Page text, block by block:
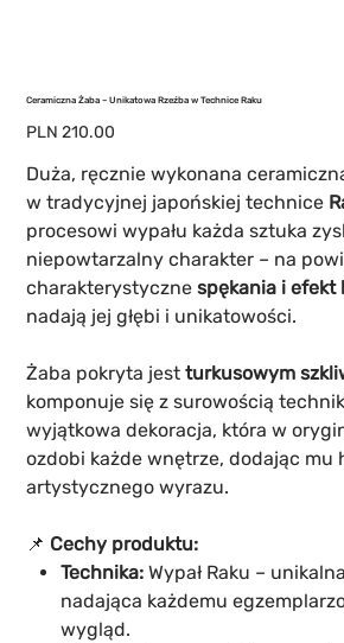
Ceramiczna Żaba – Unikatowa Rzeźba w Technice Raku
Price
PLN 210.00
Duża, ręcznie wykonana
w tradycyjnej japońskiej technice
procesowi wypału każda sztuka
niepowtarzalny charakter – na
charakterystycznespękania i efekt
nadają jej głębi i unikatowości.
Żaba pokryta jestturkusowym
komponuje się z surowością
wyjątkowa dekoracja, która w
ozdobi każde wnętrze, dodając mu
artystycznego wyrazu.
📌 Cechy produktu:
Technika: Wypał Raku –
nadająca każdemu
wygląd.